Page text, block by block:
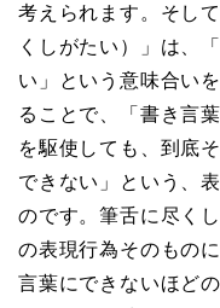
考えられます。そし
くしがたい）」は、
い」という意味合い
ることで、「書き言
を駆使しても、到底
できない」という、
のです。筆舌に尽く
の表現行為そのもの
言葉にできないほど